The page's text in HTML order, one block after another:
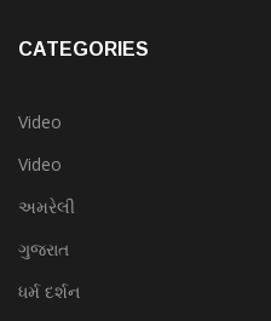
CATEGORIES
Video
Video
અમરેલી
ગુજરાત
ધર્મ દર્શન